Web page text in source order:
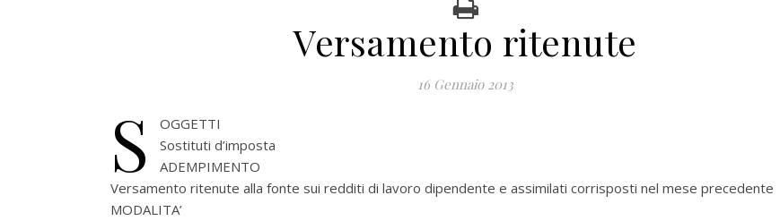
Versamento ritenute
16 Gennaio 2013
S
OGGETTI
Sostituti d’imposta
ADEMPIMENTO
Versamento ritenute alla fonte sui redditi di lavoro dipendente e assimilati corrisposti nel mese precedente
MODALITA’